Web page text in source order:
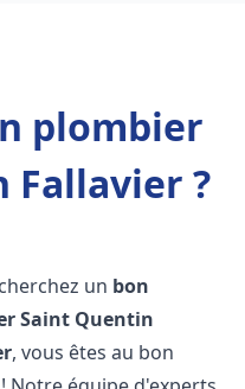
plombier
Fallavier ?
un bon
Saint Quentin
, vous êtes au bon